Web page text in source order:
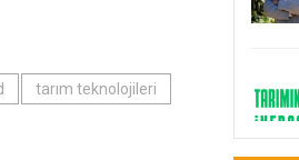
tarım teknolojileri